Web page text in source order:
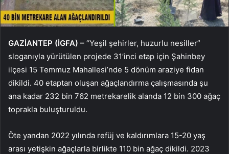
GAZİANTEP (İGFA) – “Yeşil şehirler, huzurlu nesiller”
sloganıyla yürütülen projede 31’inci etap için Şahinbey
ilçesi 15 Temmuz Mahallesi’nde 5 dönüm araziye fidan
dikildi. 40 etaptan oluşan ağaçlandırma çalışmasında şu
ana kadar 232 bin 762 metrekarelik alanda 12 bin 300 ağaç
toprakla buluşturuldu.
Öte yandan 2022 yılında refüj ve kaldırımlara 15-20 yaş
arası yetişkin ağaçlarla birlikte 110 bin ağaç dikildi. 2023